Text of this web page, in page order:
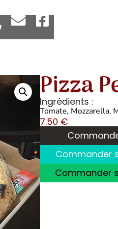
Pizza
Ingrédients :
Tomate, Mozzarella,
7.50 €
Commander
Commander